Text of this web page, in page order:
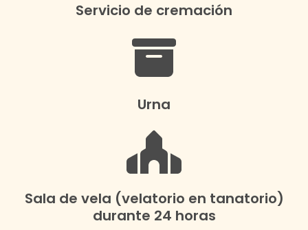
Servicio de cremación
Urna
Sala de vela (velatorio en tanatorio)
durante 24 horas